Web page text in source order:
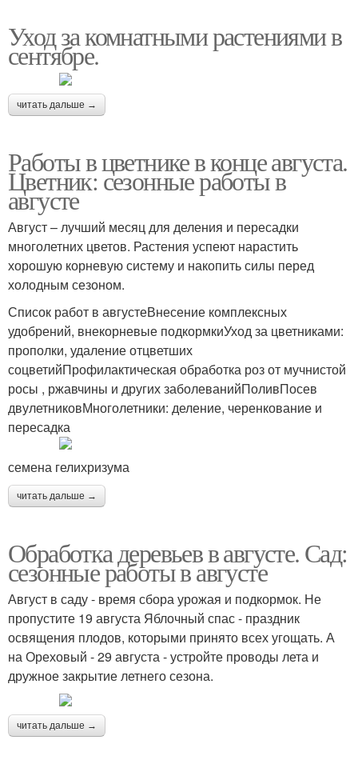
Уход за комнатными растениями в
сентябре.
читать дальше →
Работы в цветнике в конце августа.
Цветник: сезонные работы в
августе
Август – лучший месяц для деления и пересадки
многолетних цветов. Растения успеют нарастить
хорошую корневую систему и накопить силы перед
холодным сезоном.
Список работ в августеВнесение комплексных
удобрений, внекорневые подкормкиУход за цветниками:
прополки, удаление отцветших
соцветийПрофилактическая обработка роз от мучнистой
росы , ржавчины и других заболеванийПоливПосев
двулетниковМноголетники: деление, черенкование и
пересадка
семена гелихризума
читать дальше →
Обработка деревьев в августе. Сад:
сезонные работы в августе
Август в саду - время сбора урожая и подкормок. Не
пропустите 19 августа Яблочный спас - праздник
освящения плодов, которыми принято всех угощать. А
на Ореховый - 29 августа - устройте проводы лета и
дружное закрытие летнего сезона.
читать дальше →